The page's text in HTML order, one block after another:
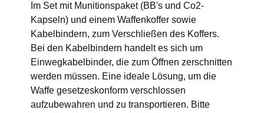
Im Set mit Munitionspaket (BB's und Co2-
Kapseln) und einem Waffenkoffer sowie
Kabelbindern, zum Verschließen des Koffers.
Bei den Kabelbindern handelt es sich um
Einwegkabelbinder, die zum Öffnen zerschnitten
werden müssen. Eine ideale Lösung, um die
Waffe gesetzeskonform verschlossen
aufzubewahren und zu transportieren. Bitte